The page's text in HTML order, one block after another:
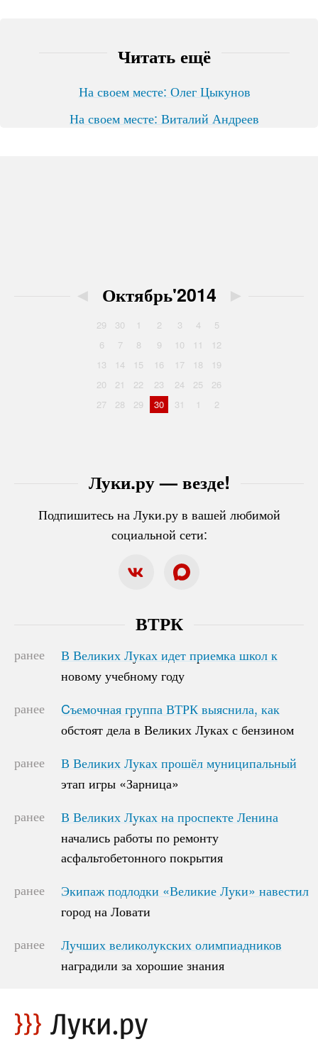
Читать ещё
На своем месте: Олег Цыкунов
На своем месте: Виталий Андреев
Луки.ру — везде!
Подпишитесь на Луки.ру в вашей любимой
социальной сети:
◄ Октябрь'2014 ►
29 30 1 2 3 4
5
6
7 8 9 10 11
12
13
14 15 16 17 18
19
20
21 22 23 24 25
26
27
28 29 30 31 1 2
ВТРК
ранее
В Великих Луках идет приемка школ к
новому учебному году
В Великих Луках идет приемка школ к
новому учебному году
ранее
Cъемочная группа ВТРК выяснила, как
обстоят дела в Великих Луках с бензином
Cъемочная группа ВТРК выяснила, как
обстоят дела в Великих Луках с бензином
ранее
В Великих Луках прошёл муниципальный
этап игры «Зарница»
В Великих Луках прошёл муниципальный
этап игры «Зарница»
ранее
В Великих Луках на проспекте Ленина
начались работы по ремонту
асфальтобетонного покрытия
В Великих Луках на проспекте Ленина
начались работы по ремонту
асфальтобетонного покрытия
ранее
Экипаж подлодки «Великие Луки» навестил
город на Ловати
Экипаж подлодки «Великие Луки» навестил
город на Ловати
ранее
Лучших великолукских олимпиадников
наградили за хорошие знания
Лучших великолукских олимпиадников
наградили за хорошие знания